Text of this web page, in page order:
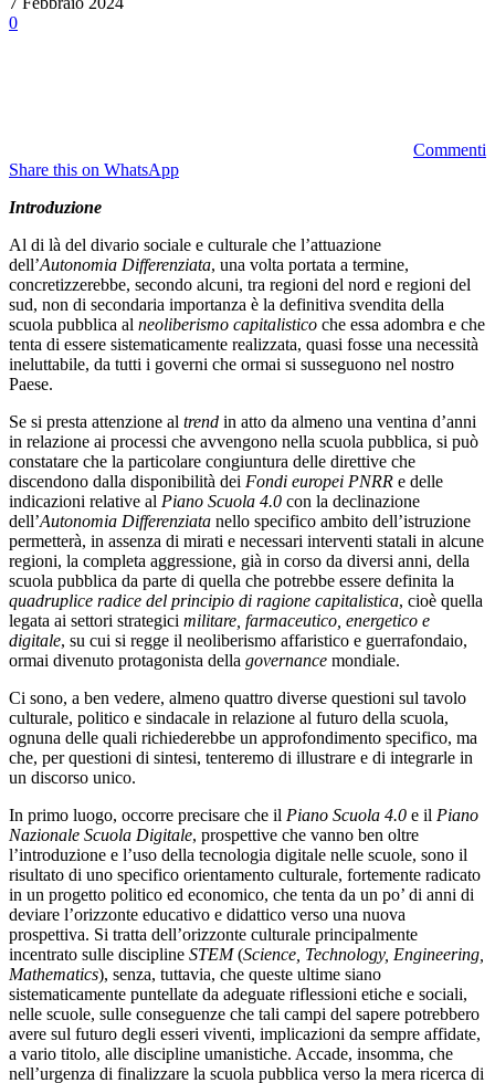
0
Commenti
Share this on WhatsApp
Introduzione
Al di là del divario sociale e culturale che l’attuazione
dell’Autonomia Differenziata, una volta portata a termine,
concretizzerebbe, secondo alcuni, tra regioni del nord e regioni del
sud, non di secondaria importanza è la definitiva svendita della
scuola pubblica al neoliberismo capitalistico che essa adombra e che
tenta di essere sistematicamente realizzata, quasi fosse una necessità
ineluttabile, da tutti i governi che ormai si susseguono nel nostro
Paese.
Se si presta attenzione al trend in atto da almeno una ventina d’anni
in relazione ai processi che avvengono nella scuola pubblica, si può
constatare che la particolare congiuntura delle direttive che
discendono dalla disponibilità dei Fondi europei PNRR e delle
indicazioni relative al Piano Scuola 4.0 con la declinazione
dell’Autonomia Differenziata nello specifico ambito dell’istruzione
permetterà, in assenza di mirati e necessari interventi statali in alcune
regioni, la completa aggressione, già in corso da diversi anni, della
scuola pubblica da parte di quella che potrebbe essere definita la
quadruplice radice del principio di ragione capitalistica, cioè quella
legata ai settori strategici militare, farmaceutico, energetico e
digitale, su cui si regge il neoliberismo affaristico e guerrafondaio,
ormai divenuto protagonista della governance mondiale.
Ci sono, a ben vedere, almeno quattro diverse questioni sul tavolo
culturale, politico e sindacale in relazione al futuro della scuola,
ognuna delle quali richiederebbe un approfondimento specifico, ma
che, per questioni di sintesi, tenteremo di illustrare e di integrarle in
un discorso unico.
In primo luogo, occorre precisare che il Piano Scuola 4.0 e il Piano
Nazionale Scuola Digitale, prospettive che vanno ben oltre
l’introduzione e l’uso della tecnologia digitale nelle scuole, sono il
risultato di uno specifico orientamento culturale, fortemente radicato
in un progetto politico ed economico, che tenta da un po’ di anni di
deviare l’orizzonte educativo e didattico verso una nuova
prospettiva. Si tratta dell’orizzonte culturale principalmente
incentrato sulle discipline STEM(Science, Technology, Engineering,
Mathematics), senza, tuttavia, che queste ultime siano
sistematicamente puntellate da adeguate riflessioni etiche e sociali,
nelle scuole, sulle conseguenze che tali campi del sapere potrebbero
avere sul futuro degli esseri viventi, implicazioni da sempre affidate,
a vario titolo, alle discipline umanistiche. Accade, insomma, che
nell’urgenza di finalizzare la scuola pubblica verso la mera ricerca di